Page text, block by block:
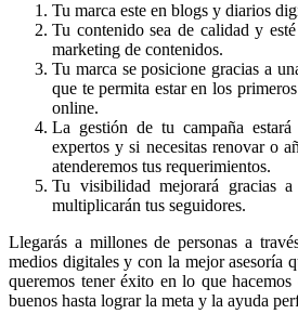
Tu marca este en blogs y diarios
Tu contenido sea de calidad y
marketing de contenidos.
Tu marca se posicione gracias a
que te permita estar en los
online.
La gestión de tu campaña
expertos y si necesitas renovar o
atenderemos tus requerimientos.
Tu visibilidad mejorará gracias
multiplicarán tus seguidores.
Llegarás a millones de personas a
medios digitales y con la mejor asesoría
queremos tener éxito en lo que hacemos
buenos hasta lograr la meta y la ayuda